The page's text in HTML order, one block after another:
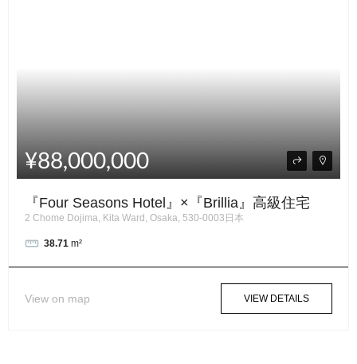
¥88,000,000
『Four Seasons Hotel』×『Brillia』高級住宅
2 Chome Dojima, Kita Ward, Osaka, 530-0003日本
38.71 m²
View on map VIEW DETAILS